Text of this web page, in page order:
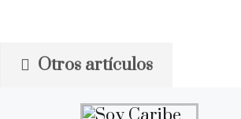
Otros artículos